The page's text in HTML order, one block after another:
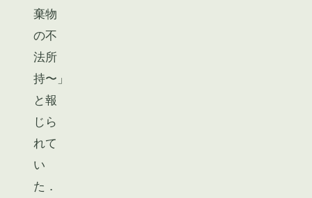
棄物
の不
法所
持〜」
と報
じら
れて
い
た．